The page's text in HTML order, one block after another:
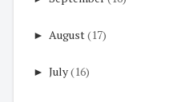
► August(17)
► July(16)